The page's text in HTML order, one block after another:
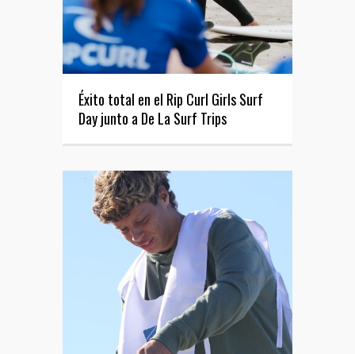
Éxito total en el Rip Curl Girls Surf
Day junto a De La Surf Trips